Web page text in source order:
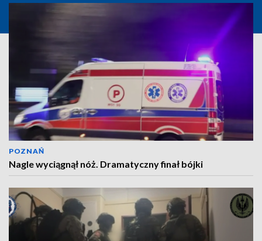
POZNAŃ
Nagle wyciągnął nóż. Dramatyczny finał bójki